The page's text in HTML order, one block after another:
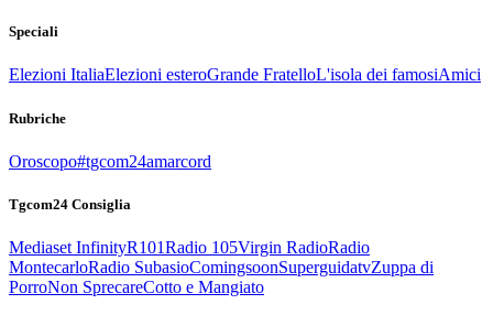
Speciali
Elezioni ItaliaElezioni esteroGrande FratelloL'isola dei famosiAmici
Rubriche
Oroscopo#tgcom24amarcord
Tgcom24 Consiglia
Mediaset InfinityR101Radio 105Virgin RadioRadio
MontecarloRadio SubasioComingsoonSuperguidatvZuppa di
PorroNon SprecareCotto e Mangiato